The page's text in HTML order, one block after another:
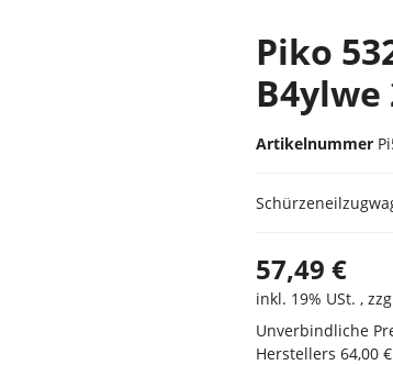
Piko
B4ylwe
Artikelnummer
57,49 €
inkl. 19% USt. ,
Unverbindliche
Herstellers 64,00 €